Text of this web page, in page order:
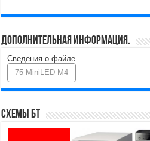
Дополнительная информация.
Сведения о файле.
75 MiniLED M4
Схемы БТ